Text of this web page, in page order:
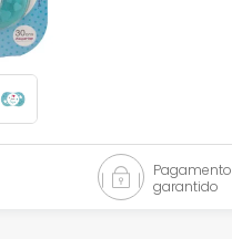
Pagamento
garantido